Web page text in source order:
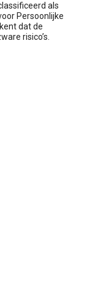
als
Persoonlijke
dat de
risico’s.